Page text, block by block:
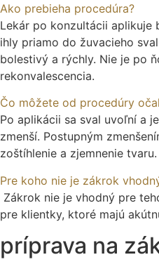
Ako prebieha procedúra?
Lekár po konzultácii
ihly priamo do žuvacieho
bolestivý a rýchly. Nie je po
rekonvalescencia.
Čo môžete od procedúry
Po aplikácii sa sval uvoľní a
zmenší. Postupným
zoštíhlenie a zjemnenie tvaru.
Pre koho nie je zákrok
Zákrok nie je vhodný pre
pre klientky, ktoré majú
príprava na